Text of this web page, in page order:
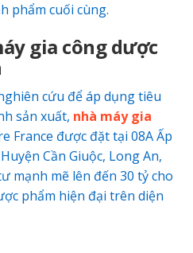
phẩm cuối cùng.
gia công dược
cứu để áp dụng tiêu
sản xuất, nhà máy gia
France được đặt tại 08A Ấp
Cần Giuộc, Long An,
mạnh mẽ lên đến 30 tỷ cho
phẩm hiện đại trên diện